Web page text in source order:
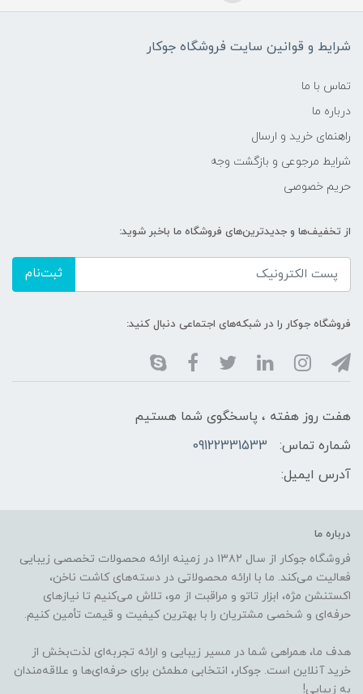
شرایط و قوانین سایت فروشگاه جوکار
تماس با ما
درباره ما
راهنمای خرید و ارسال
شرایط مرجوعی و بازگشت وجه
حریم خصوصی
از تخفیف‌ها و جدیدترین‌های فروشگاه ما باخبر شوید:
ثبت‌نام
فروشگاه جوکار را در شبکه‌های اجتماعی دنبال کنید:
هفت روز هفته ، پاسخگوی شما هستیم
شماره تماس:
09122331533
آدرس ایمیل:
درباره ما
فروشگاه جوکار از سال ۱۳۸۲ در زمینه ارائه محصولات تخصصی زیبایی
فعالیت می‌کند. ما با ارائه محصولاتی در دسته‌های کاشت ناخن،
اکستنشن مژه، ابزار تاتو و مراقبت از مو، تلاش می‌کنیم تا نیازهای
حرفه‌ای و شخصی مشتریان را با بهترین کیفیت و قیمت تأمین کنیم.
هدف ما، همراهی شما در مسیر زیبایی و ارائه تجربه‌ای لذت‌بخش از
خرید آنلاین است. جوکار، انتخابی مطمئن برای حرفه‌ای‌ها و علاقه‌مندان
به زیبایی!